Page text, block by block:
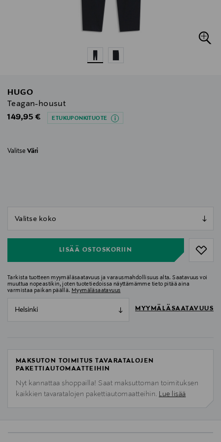
HUGO
Teagan-housut
Original Price
149,95 € ETUKUPONKITUOTE
Valitse Väri
LISÄÄ OSTOSKORIIN
Tarkista tuotteen myymäläsaatavuus ja varausmahdollisuus alta. Saatavuus voi
muuttua nopeastikin, joten tuotetiedoissa näyttämämme tieto pitää aina
varmistaa paikan päällä. Myymäläsaatavuus
Helsinki MYYMÄLÄSAATAVUUS
MAKSUTON TOIMITUS TAVARATALOJEN
PAKETTIAUTOMAATTEIHIN
Nyt kannattaa shoppailla! Saat maksuttoman toimituksen
kaikkien tavaratalojen pakettiautomaatteihin. Lue lisää